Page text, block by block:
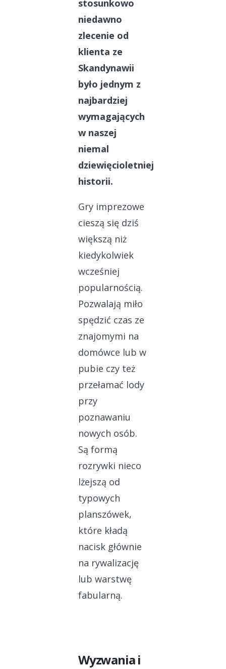
stosunkowo
niedawno
zlecenie od
klienta ze
Skandynawii
było jednym z
najbardziej
wymagających
w naszej
niemal
dziewięcioletniej
historii.
Gry imprezowe
cieszą się dziś
większą niż
kiedykolwiek
wcześniej
popularnością.
Pozwalają miło
spędzić czas ze
znajomymi na
domówce lub w
pubie czy też
przełamać lody
przy
poznawaniu
nowych osób.
Są formą
rozrywki nieco
lżejszą od
typowych
planszówek,
które kładą
nacisk głównie
na rywalizację
lub warstwę
fabularną.
Wyzwania i